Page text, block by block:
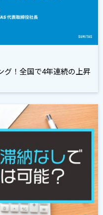
グ！全国で4年連続の上昇